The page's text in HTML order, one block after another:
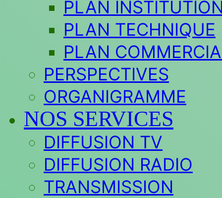
PLAN
PLAN TECHNIQUE
PLAN
PERSPECTIVES
ORGANIGRAMME
NOS SERVICES
DIFFUSION TV
DIFFUSION RADIO
TRANSMISSION